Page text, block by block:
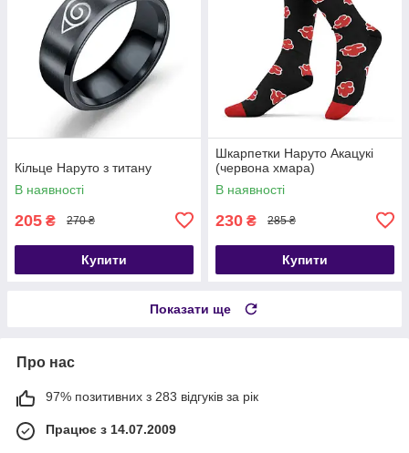
Кільце Наруто з титану
В наявності
205 ₴ 270 ₴
Купити
Шкарпетки Наруто Акацукі
(червона хмара)
В наявності
230 ₴ 285 ₴
Купити
Показати ще
Про нас
97% позитивних з 283 відгуків за рік
Працює з 14.07.2009